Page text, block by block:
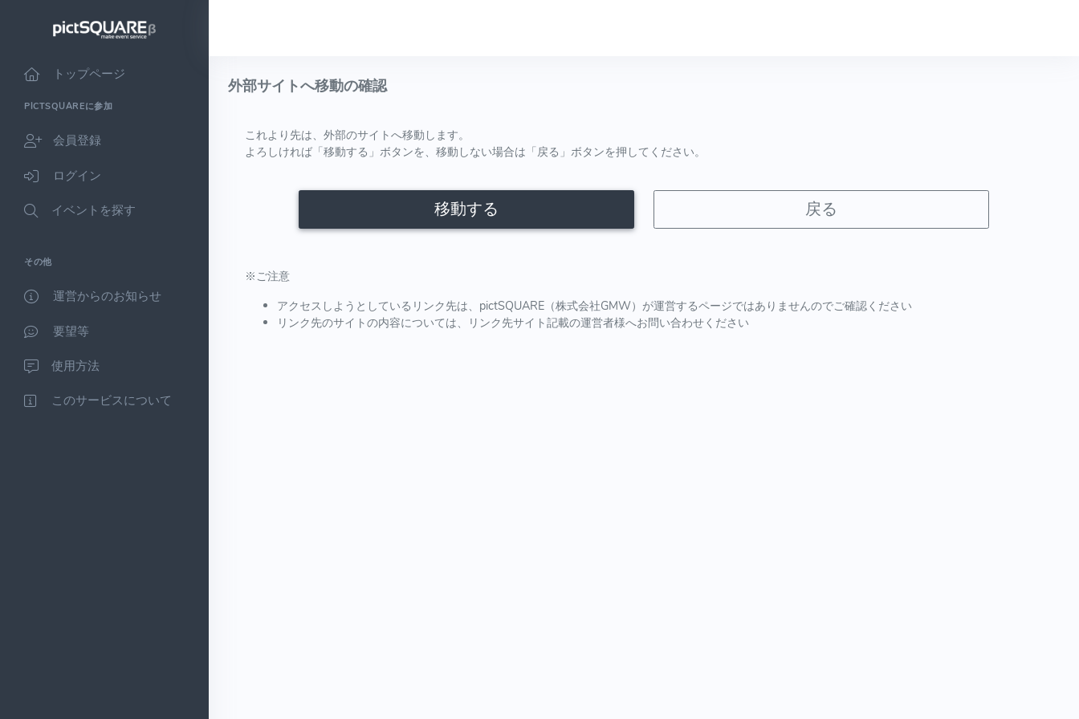
トップページ
PICTSQUAREに参加
会員登録
ログイン
イベントを探す
その他
運営からのお知らせ
要望等
使用方法
このサービスについて
外部サイトへ移動の確認
これより先は、外部のサイトへ移動します。
よろしければ「移動する」ボタンを、移動しない場合は「戻る」ボタンを押してください。
移動する 戻る
※ご注意
アクセスしようとしているリンク先は、pictSQUARE（株式会社GMW）が運営するページではありませんのでご確認ください
リンク先のサイトの内容については、リンク先サイト記載の運営者様へお問い合わせください